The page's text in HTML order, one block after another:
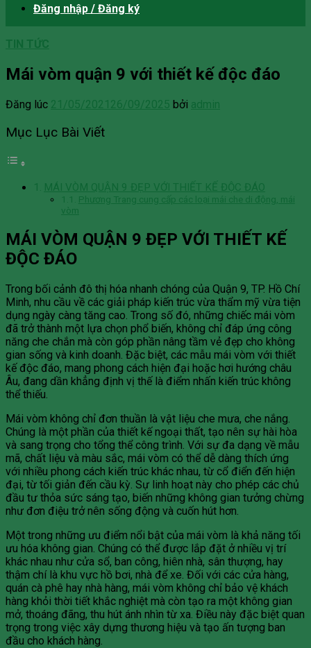
Đăng nhập / Đăng ký
TIN TỨC
Mái vòm quận 9 với thiết kế độc đáo
Đăng lúc 21/05/2021 26/09/2025 bởi admin
Mục Lục Bài Viết
MÁI VÒM QUẬN 9 ĐẸP VỚI THIẾT KẾ ĐỘC ĐÁO
Phương Trang cung cấp các loại mái che di động, mái
vòm
MÁI VÒM QUẬN 9 ĐẸP VỚI THIẾT KẾ
ĐỘC ĐÁO
Trong bối cảnh đô thị hóa nhanh chóng của Quận 9, TP. Hồ Chí
Minh, nhu cầu về các giải pháp kiến trúc vừa thẩm mỹ vừa tiện
dụng ngày càng tăng cao. Trong số đó, những chiếc mái vòm
đã trở thành một lựa chọn phổ biến, không chỉ đáp ứng công
năng che chắn mà còn góp phần nâng tầm vẻ đẹp cho không
gian sống và kinh doanh. Đặc biệt, các mẫu mái vòm với thiết
kế độc đáo, mang phong cách hiện đại hoặc hơi hướng châu
Âu, đang dần khẳng định vị thế là điểm nhấn kiến trúc không
thể thiếu.
Mái vòm không chỉ đơn thuần là vật liệu che mưa, che nắng.
Chúng là một phần của thiết kế ngoại thất, tạo nên sự hài hòa
và sang trọng cho tổng thể công trình. Với sự đa dạng về mẫu
mã, chất liệu và màu sắc, mái vòm có thể dễ dàng thích ứng
với nhiều phong cách kiến trúc khác nhau, từ cổ điển đến hiện
đại, từ tối giản đến cầu kỳ. Sự linh hoạt này cho phép các chủ
đầu tư thỏa sức sáng tạo, biến những không gian tưởng chừng
như đơn điệu trở nên sống động và cuốn hút hơn.
Một trong những ưu điểm nổi bật của mái vòm là khả năng tối
ưu hóa không gian. Chúng có thể được lắp đặt ở nhiều vị trí
khác nhau như cửa sổ, ban công, hiên nhà, sân thượng, hay
thậm chí là khu vực hồ bơi, nhà để xe. Đối với các cửa hàng,
quán cà phê hay nhà hàng, mái vòm không chỉ bảo vệ khách
hàng khỏi thời tiết khắc nghiệt mà còn tạo ra một không gian
mở, thoáng đãng, thu hút ánh nhìn từ xa. Điều này đặc biệt quan
trọng trong việc xây dựng thương hiệu và tạo ấn tượng ban
đầu cho khách hàng.